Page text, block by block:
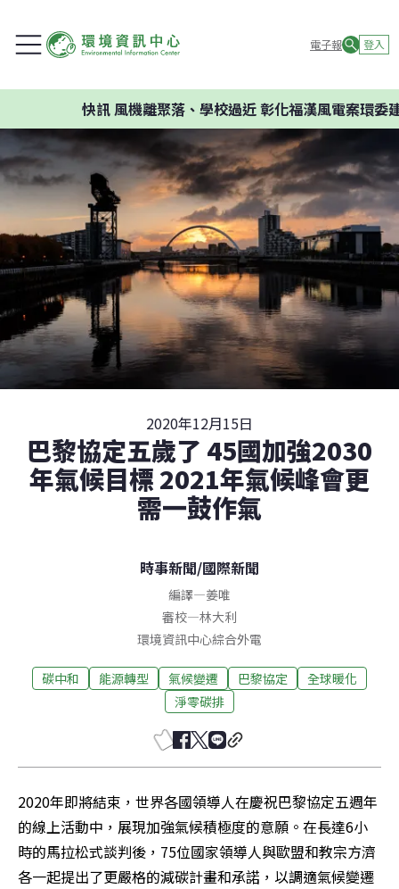
電子報 登入
風機離聚落、學校過近 彰化福漢風電案環委建議不
2020年12月15日
巴黎協定五歲了 45國加強2030
年氣候目標 2021年氣候峰會更
需一鼓作氣
時事新聞/國際新聞
編譯—姜唯
審校—林大利
環境資訊中心綜合外電
碳中和 能源轉型 氣候變遷 巴黎協定
全球暖化
淨零碳排
2020年即將結束，世界各國領導人在慶祝巴黎協定五週年
的線上活動中，展現加強氣候積極度的意願。在長達6小
時的馬拉松式談判後，75位國家領導人與歐盟和教宗方濟
各一起提出了更嚴格的減碳計畫和承諾，以調適氣候變遷